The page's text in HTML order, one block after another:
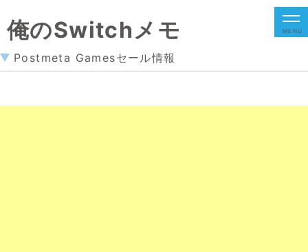
俺のSwitchメモ MENU
Postmeta Gamesセール情報